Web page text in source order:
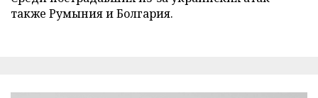
также Румыния и Болгария.